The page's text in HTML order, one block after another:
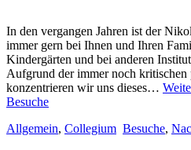
In den vergangen Jahren ist der
immer gern bei Ihnen und Ihren
Kindergärten und bei anderen
Aufgrund der immer noch kritischen
konzentrieren wir uns dieses…
Besuche
Allgemein, Collegium Besuche,